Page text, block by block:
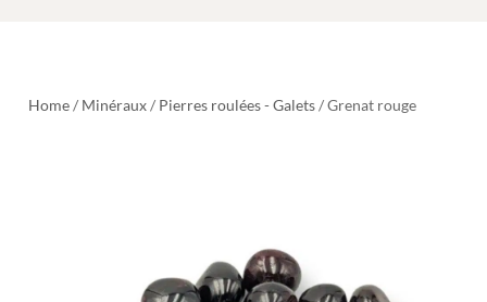
Home/ Minéraux/ Pierres roulées - Galets/ Grenat rouge